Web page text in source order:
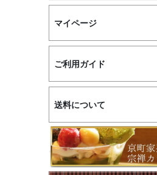
マイページ
ご利用ガイド
送料について